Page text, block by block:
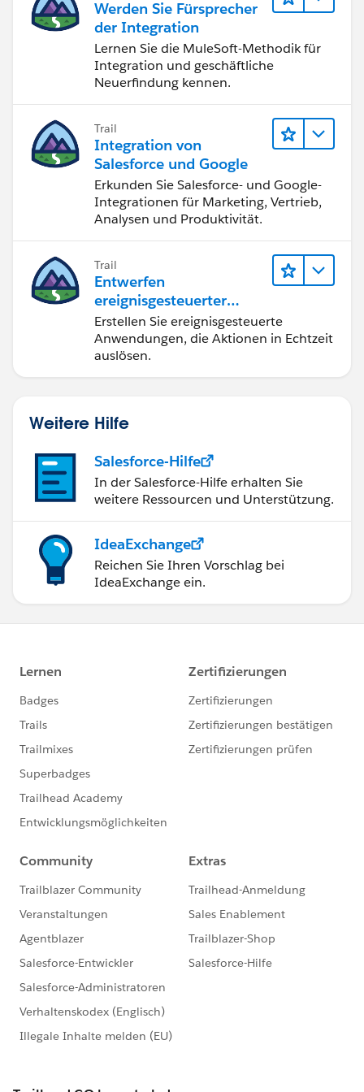
Werden Sie Fürsprecher
der Integration
Lernen Sie die MuleSoft-Methodik für
Integration und geschäftliche
Neuerfindung kennen.
Trail
Integration von
Salesforce und Google
Erkunden Sie Salesforce- und Google-
Integrationen für Marketing, Vertrieb,
Analysen und Produktivität.
Trail
Entwerfen
ereignisgesteuerter
Anwendungen für
Integration in Echtzeit
Erstellen Sie ereignisgesteuerte
Anwendungen, die Aktionen in Echtzeit
auslösen.
Weitere Hilfe
Salesforce-Hilfe
In der Salesforce-Hilfe erhalten Sie
weitere Ressourcen und Unterstützung.
IdeaExchange
Reichen Sie Ihren Vorschlag bei
IdeaExchange ein.